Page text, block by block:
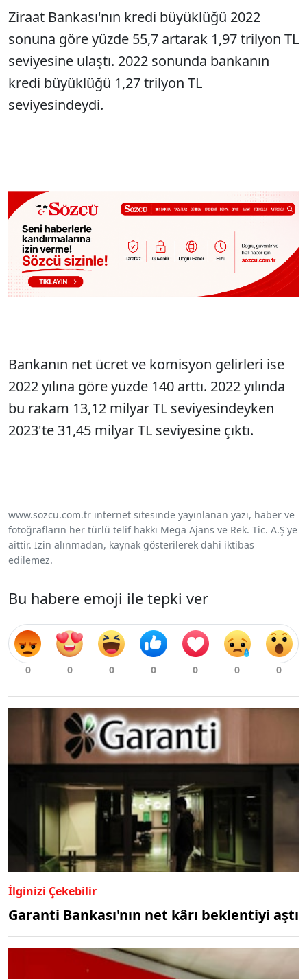
Ziraat Bankası'nın kredi büyüklüğü 2022
sonuna göre yüzde 55,7 artarak 1,97 trilyon TL
seviyesine ulaştı. 2022 sonunda bankanın
kredi büyüklüğü 1,27 trilyon TL
seviyesindeydi.
Bankanın net ücret ve komisyon gelirleri ise
2022 yılına göre yüzde 140 arttı. 2022 yılında
bu rakam 13,12 milyar TL seviyesindeyken
2023'te 31,45 milyar TL seviyesine çıktı.
www.sozcu.com.tr internet sitesinde yayınlanan yazı, haber ve
fotoğrafların her türlü telif hakkı Mega Ajans ve Rek. Tic. A.Ş'ye
aittir. İzin alınmadan, kaynak gösterilerek dahi iktibas
edilemez.
Bu habere emoji ile tepki ver
İlginizi Çekebilir
Garanti Bankası'nın net kârı beklentiyi aştı